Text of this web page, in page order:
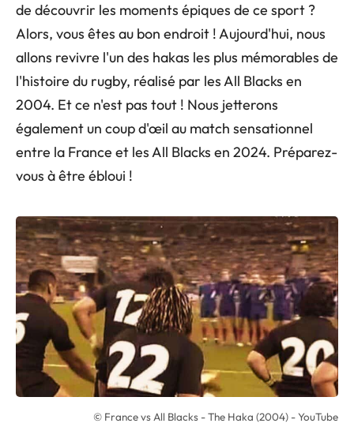
de découvrir les moments épiques de ce sport ?
Alors, vous êtes au bon endroit ! Aujourd'hui, nous
allons revivre l'un des hakas les plus mémorables de
l'histoire du rugby, réalisé par les All Blacks en
2004. Et ce n'est pas tout ! Nous jetterons
également un coup d'œil au match sensationnel
entre la France et les All Blacks en 2024. Préparez-
vous à être ébloui !
© France vs All Blacks - The Haka (2004) - YouTube